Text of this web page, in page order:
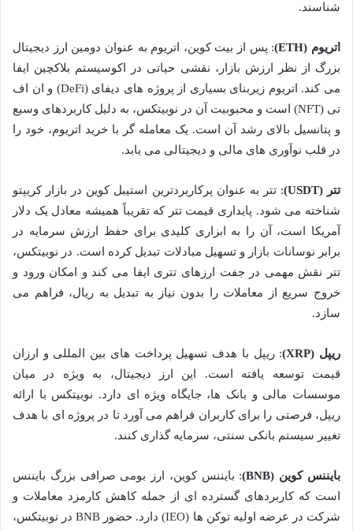
شناسند.
اتریوم (ETH)
: پس از بیت کوین، اتریوم به عنوان دومین ارز دیجیتال
بزرگ از نظر ارزش بازار، نقشی حیاتی در اکوسیستم بلاکچین ایفا
می کند. اتریوم زیربنای بسیاری از پروژه های دیفای (DeFi) و ان اف
تی (NFT) است و محبوبیت آن در نوبیتکس، به دلیل کاربردهای وسیع
و پتانسیل بالای رشد آن است. یک معامله گر با خرید اتریوم، خود را
در قلب نوآوری های مالی و دیجیتالی می یابد.
تتر (USDT)
: تتر به عنوان پرکاربردترین استیبل کوین در بازار کریپتو
شناخته می شود. پایداری قیمت تتر که تقریباً همیشه معادل یک دلار
آمریکا است، آن را به ابزاری کلیدی برای حفظ ارزش سرمایه در
برابر نوسانات بازار و تسهیل مبادلات تبدیل کرده است. در نوبیتکس،
تتر نقش مهمی در جفت ارزهای تتری ایفا می کند و امکان ورود و
خروج سریع از معاملات را بدون نیاز به تبدیل به ریال، فراهم می
سازد.
ریپل (XRP)
: ریپل با هدف تسهیل پرداخت های بین المللی و ارزان
قیمت توسعه یافته است. این ارز دیجیتال، به ویژه در میان
موسسات مالی و بانک ها، جایگاه ویژه ای دارد. نوبیتکس با ارائه
ریپل، فرصتی را برای کاربران فراهم می آورد تا در پروژه ای با هدف
تغییر سیستم بانکی سنتی، سرمایه گذاری کنند.
بایننس کوین (BNB)
: بایننس کوین، ارز بومی صرافی بزرگ بایننس
است که کاربردهای گسترده ای از جمله کاهش کارمزد معاملات و
شرکت در عرضه اولیه توکن ها (IEO) دارد. حضور BNB در نوبیتکس،